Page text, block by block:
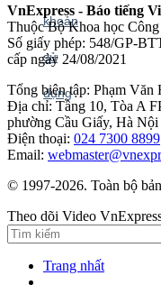
VnExpress - Báo tiếng
Thuộc Bộ Khoa học Công
Số giấy phép: 548/GP-
cấp ngày 24/08/2021
Tổng biên tập: Phạm Văn
Địa chỉ: Tầng 10, Tòa A
phường Cầu Giấy, Hà Nội
Điện thoại: 024 7300 8899
Email:
© 1997-2026. Toàn bộ
Theo dõi Video
Trang nhất